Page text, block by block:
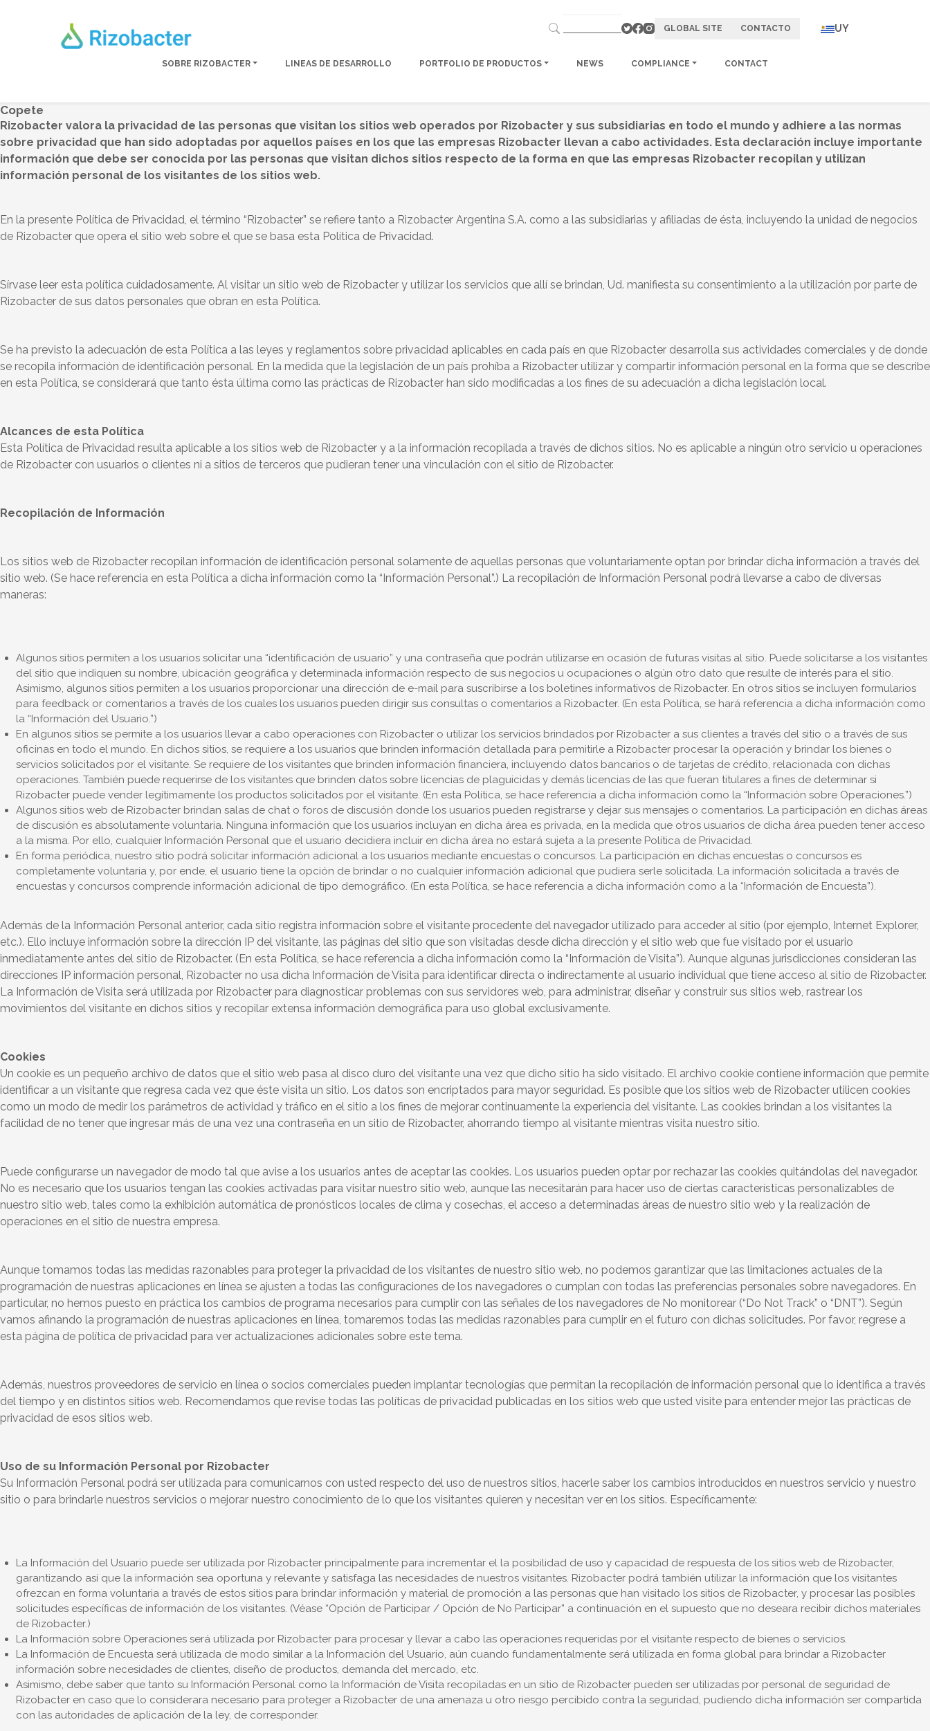
GLOBAL SITE CONTACTO UY
SOBRE RIZOBACTER LINEAS DE DESARROLLO PORTFOLIO DE PRODUCTOS NEWS COMPLIANCE CONTACT
Copete
Rizobacter valora la privacidad de las personas que visitan los sitios web operados por Rizobacter y sus subsidiarias en todo el mundo y adhiere a las normas
sobre privacidad que han sido adoptadas por aquellos países en los que las empresas Rizobacter llevan a cabo actividades. Esta declaración incluye importante
información que debe ser conocida por las personas que visitan dichos sitios respecto de la forma en que las empresas Rizobacter recopilan y utilizan
información personal de los visitantes de los sitios web.
En la presente Política de Privacidad, el término “Rizobacter” se refiere tanto a Rizobacter Argentina S.A. como a las subsidiarias y afiliadas de ésta, incluyendo la unidad de negocios
de Rizobacter que opera el sitio web sobre el que se basa esta Política de Privacidad.
Sírvase leer esta política cuidadosamente. Al visitar un sitio web de Rizobacter y utilizar los servicios que allí se brindan, Ud. manifiesta su consentimiento a la utilización por parte de
Rizobacter de sus datos personales que obran en esta Política.
Se ha previsto la adecuación de esta Política a las leyes y reglamentos sobre privacidad aplicables en cada país en que Rizobacter desarrolla sus actividades comerciales y de donde
se recopila información de identificación personal. En la medida que la legislación de un país prohíba a Rizobacter utilizar y compartir información personal en la forma que se describe
en esta Política, se considerará que tanto ésta última como las prácticas de Rizobacter han sido modificadas a los fines de su adecuación a dicha legislación local.
Alcances de esta Política
Esta Política de Privacidad resulta aplicable a los sitios web de Rizobacter y a la información recopilada a través de dichos sitios. No es aplicable a ningún otro servicio u operaciones
de Rizobacter con usuarios o clientes ni a sitios de terceros que pudieran tener una vinculación con el sitio de Rizobacter.
Recopilación de Información
Los sitios web de Rizobacter recopilan información de identificación personal solamente de aquellas personas que voluntariamente optan por brindar dicha información a través del
sitio web. (Se hace referencia en esta Política a dicha información como la “Información Personal”.) La recopilación de Información Personal podrá llevarse a cabo de diversas
maneras:
Algunos sitios permiten a los usuarios solicitar una “identificación de usuario” y una contraseña que podrán utilizarse en ocasión de futuras visitas al sitio. Puede solicitarse a los visitantes
del sitio que indiquen su nombre, ubicación geográfica y determinada información respecto de sus negocios u ocupaciones o algún otro dato que resulte de interés para el sitio.
Asimismo, algunos sitios permiten a los usuarios proporcionar una dirección de e-mail para suscribirse a los boletines informativos de Rizobacter. En otros sitios se incluyen formularios
para feedback or comentarios a través de los cuales los usuarios pueden dirigir sus consultas o comentarios a Rizobacter. (En esta Política, se hará referencia a dicha información como
la “Información del Usuario.”)
En algunos sitios se permite a los usuarios llevar a cabo operaciones con Rizobacter o utilizar los servicios brindados por Rizobacter a sus clientes a través del sitio o a través de sus
oficinas en todo el mundo. En dichos sitios, se requiere a los usuarios que brinden información detallada para permitirle a Rizobacter procesar la operación y brindar los bienes o
servicios solicitados por el visitante. Se requiere de los visitantes que brinden información financiera, incluyendo datos bancarios o de tarjetas de crédito, relacionada con dichas
operaciones. También puede requerirse de los visitantes que brinden datos sobre licencias de plaguicidas y demás licencias de las que fueran titulares a fines de determinar si
Rizobacter puede vender legítimamente los productos solicitados por el visitante. (En esta Política, se hace referencia a dicha información como la “Información sobre Operaciones.”)
Algunos sitios web de Rizobacter brindan salas de chat o foros de discusión donde los usuarios pueden registrarse y dejar sus mensajes o comentarios. La participación en dichas áreas
de discusión es absolutamente voluntaria. Ninguna información que los usuarios incluyan en dicha área es privada, en la medida que otros usuarios de dicha área pueden tener acceso
a la misma. Por ello, cualquier Información Personal que el usuario decidiera incluir en dicha área no estará sujeta a la presente Política de Privacidad.
En forma periódica, nuestro sitio podrá solicitar información adicional a los usuarios mediante encuestas o concursos. La participación en dichas encuestas o concursos es
completamente voluntaria y, por ende, el usuario tiene la opción de brindar o no cualquier información adicional que pudiera serle solicitada. La información solicitada a través de
encuestas y concursos comprende información adicional de tipo demográfico. (En esta Política, se hace referencia a dicha información como a la “Información de Encuesta”).
Además de la Información Personal anterior, cada sitio registra información sobre el visitante procedente del navegador utilizado para acceder al sitio (por ejemplo, Internet Explorer,
etc.). Ello incluye información sobre la dirección IP del visitante, las páginas del sitio que son visitadas desde dicha dirección y el sitio web que fue visitado por el usuario
inmediatamente antes del sitio de Rizobacter. (En esta Política, se hace referencia a dicha información como la “Información de Visita”). Aunque algunas jurisdicciones consideran las
direcciones IP información personal, Rizobacter no usa dicha Información de Visita para identificar directa o indirectamente al usuario individual que tiene acceso al sitio de Rizobacter.
La Información de Visita será utilizada por Rizobacter para diagnosticar problemas con sus servidores web, para administrar, diseñar y construir sus sitios web, rastrear los
movimientos del visitante en dichos sitios y recopilar extensa información demográfica para uso global exclusivamente.
Cookies
Un cookie es un pequeño archivo de datos que el sitio web pasa al disco duro del visitante una vez que dicho sitio ha sido visitado. El archivo cookie contiene información que permite
identificar a un visitante que regresa cada vez que éste visita un sitio. Los datos son encriptados para mayor seguridad. Es posible que los sitios web de Rizobacter utilicen cookies
como un modo de medir los parámetros de actividad y tráfico en el sitio a los fines de mejorar continuamente la experiencia del visitante. Las cookies brindan a los visitantes la
facilidad de no tener que ingresar más de una vez una contraseña en un sitio de Rizobacter, ahorrando tiempo al visitante mientras visita nuestro sitio.
Puede configurarse un navegador de modo tal que avise a los usuarios antes de aceptar las cookies. Los usuarios pueden optar por rechazar las cookies quitándolas del navegador.
No es necesario que los usuarios tengan las cookies activadas para visitar nuestro sitio web, aunque las necesitarán para hacer uso de ciertas características personalizables de
nuestro sitio web, tales como la exhibición automática de pronósticos locales de clima y cosechas, el acceso a determinadas áreas de nuestro sitio web y la realización de
operaciones en el sitio de nuestra empresa.
Aunque tomamos todas las medidas razonables para proteger la privacidad de los visitantes de nuestro sitio web, no podemos garantizar que las limitaciones actuales de la
programación de nuestras aplicaciones en línea se ajusten a todas las configuraciones de los navegadores o cumplan con todas las preferencias personales sobre navegadores. En
particular, no hemos puesto en práctica los cambios de programa necesarios para cumplir con las señales de los navegadores de No monitorear (“Do Not Track” o “DNT”). Según
vamos afinando la programación de nuestras aplicaciones en línea, tomaremos todas las medidas razonables para cumplir en el futuro con dichas solicitudes. Por favor, regrese a
esta página de política de privacidad para ver actualizaciones adicionales sobre este tema.
Además, nuestros proveedores de servicio en línea o socios comerciales pueden implantar tecnologías que permitan la recopilación de información personal que lo identifica a través
del tiempo y en distintos sitios web. Recomendamos que revise todas las políticas de privacidad publicadas en los sitios web que usted visite para entender mejor las prácticas de
privacidad de esos sitios web.
Uso de su Información Personal por Rizobacter
Su Información Personal podrá ser utilizada para comunicarnos con usted respecto del uso de nuestros sitios, hacerle saber los cambios introducidos en nuestros servicio y nuestro
sitio o para brindarle nuestros servicios o mejorar nuestro conocimiento de lo que los visitantes quieren y necesitan ver en los sitios. Específicamente:
La Información del Usuario puede ser utilizada por Rizobacter principalmente para incrementar el la posibilidad de uso y capacidad de respuesta de los sitios web de Rizobacter,
garantizando así que la información sea oportuna y relevante y satisfaga las necesidades de nuestros visitantes. Rizobacter podrá también utilizar la información que los visitantes
ofrezcan en forma voluntaria a través de estos sitios para brindar información y material de promoción a las personas que han visitado los sitios de Rizobacter, y procesar las posibles
solicitudes específicas de información de los visitantes. (Véase “Opción de Participar / Opción de No Participar” a continuación en el supuesto que no deseara recibir dichos materiales
de Rizobacter.)
La Información sobre Operaciones será utilizada por Rizobacter para procesar y llevar a cabo las operaciones requeridas por el visitante respecto de bienes o servicios.
La Información de Encuesta será utilizada de modo similar a la Información del Usuario, aún cuando fundamentalmente será utilizada en forma global para brindar a Rizobacter
información sobre necesidades de clientes, diseño de productos, demanda del mercado, etc.
Asimismo, debe saber que tanto su Información Personal como la Información de Visita recopiladas en un sitio de Rizobacter pueden ser utilizadas por personal de seguridad de
Rizobacter en caso que lo considerara necesario para proteger a Rizobacter de una amenaza u otro riesgo percibido contra la seguridad, pudiendo dicha información ser compartida
con las autoridades de aplicación de la ley, de corresponder.